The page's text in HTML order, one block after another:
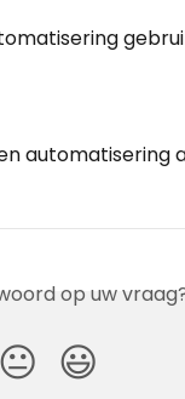
automatisering
op uw
😐 😃